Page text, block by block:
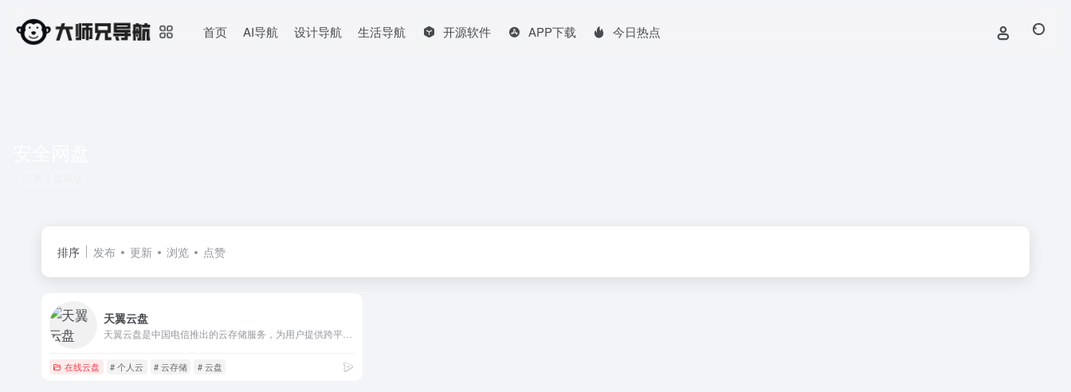
首页 AI导航 设计导航 生活导航 开源软件 APP下载 今日热点
排序 发布 更新 浏览 点赞
天翼云盘
在线云盘 # 个人云 # 云存储 # 云盘